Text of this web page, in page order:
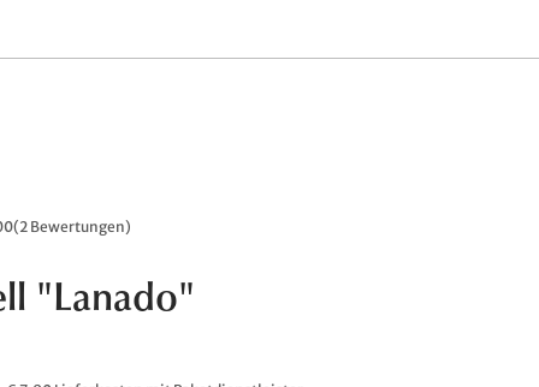
(2 Bewertungen)
"Lanado"